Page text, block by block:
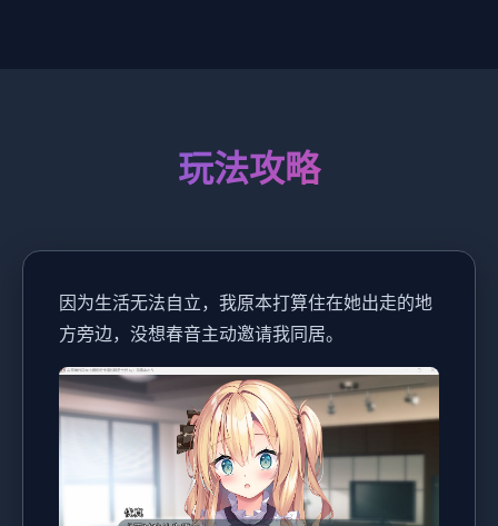
玩法攻略
因为生活无法自立，我原本打算住在她出走的地
方旁边，没想春音主动邀请我同居。